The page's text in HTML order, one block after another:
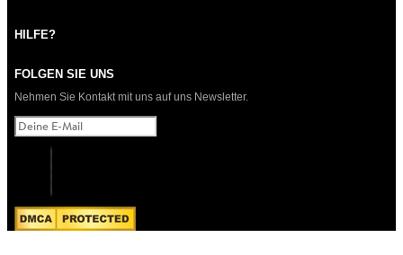
CHANGE CURRENCY
HILFE?
FOLGEN SIE UNS
Nehmen Sie Kontakt mit uns auf uns Newsletter.